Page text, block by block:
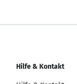
Hilfe & Kontakt